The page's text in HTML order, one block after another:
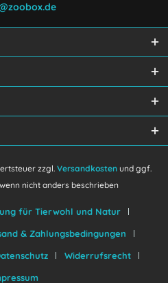
sind Pflichtfelder.
Senden
zzgl. Versandkosten und ggf.
nicht anders beschrieben
für Tierwohl und Natur
& Zahlungsbedingungen
Widerrufsrecht